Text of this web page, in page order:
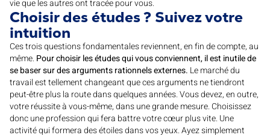
vie que les autres ont tracée pour vous.
Choisir des études ? Suivez votre
intuition
Ces trois questions fondamentales reviennent, en fin de compte, au
même. Pour choisir les études qui vous conviennent, il est inutile de
se baser sur des arguments rationnels externes. Le marché du
travail est tellement changeant que ces arguments ne tiendront
peut-être plus la route dans quelques années. Vous devez, en outre,
votre réussite à vous-même, dans une grande mesure. Choisissez
donc une profession qui fera battre votre cœur plus vite. Une
activité qui formera des étoiles dans vos yeux. Ayez simplement